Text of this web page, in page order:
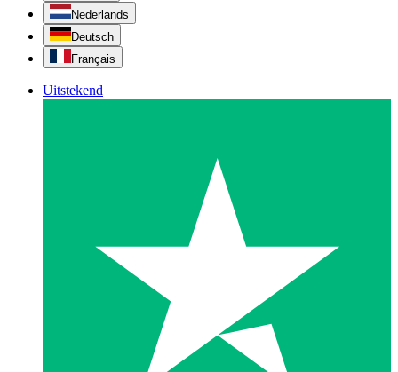
Nederlands
Deutsch
Français
Uitstekend